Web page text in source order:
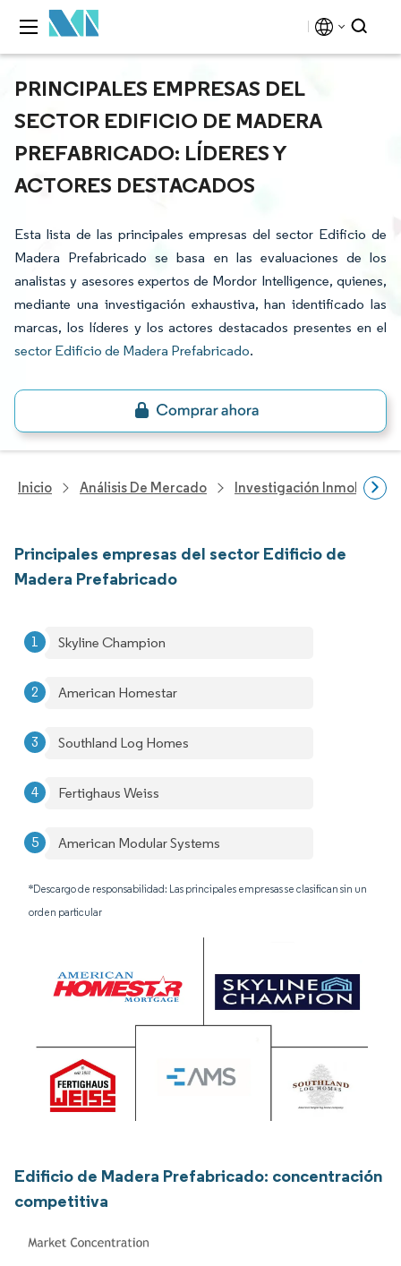
PRINCIPALES EMPRESAS DEL
SECTOR EDIFICIO DE MADERA
PREFABRICADO: LÍDERES Y
ACTORES DESTACADOS
Esta lista de las principales empresas del sector Edificio de
Madera Prefabricado se basa en las evaluaciones de los
analistas y asesores expertos de Mordor Intelligence, quienes,
mediante una investigación exhaustiva, han identificado las
marcas, los líderes y los actores destacados presentes en el
sector Edificio de Madera Prefabricado.
Inicio Análisis De Mercado Investigación Inmobiliaria
Principales empresas del sector Edificio de
Madera Prefabricado
Skyline Champion
American Homestar
Southland Log Homes
Fertighaus Weiss
American Modular Systems
*Descargo de responsabilidad: Las principales empresas se clasifican sin un
orden particular
Edificio de Madera Prefabricado: concentración
competitiva